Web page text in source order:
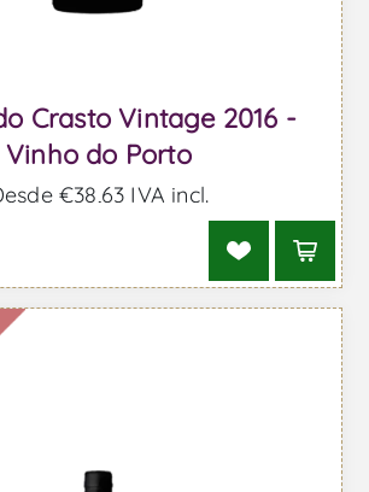
Crasto Vintage 2016 -
Vinho do Porto
€38,63 IVA incl.